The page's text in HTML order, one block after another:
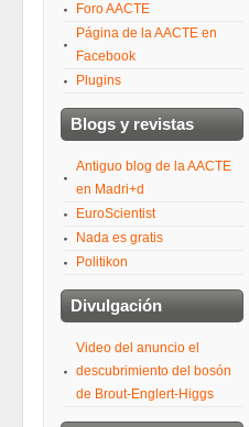
Foro AACTE
Página de la AACTE en
Facebook
Plugins
Blogs y revistas
Antiguo blog de la AACTE
en Madri+d
EuroScientist
Nada es gratis
Politikon
Divulgación
Video del anuncio el
descubrimiento del bosón
de Brout-Englert-Higgs